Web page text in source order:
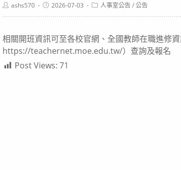
Postashs570
Post2026-07-03
Post人事室公告 / 公告
相關開班資訊可至各校官網、全國教師在職進修
https://teachernet.moe.edu.tw/）查詢及報名
Post Views: 71